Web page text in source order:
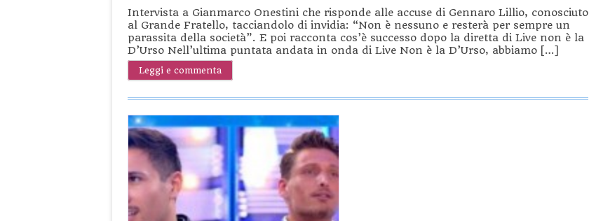
Intervista a Gianmarco Onestini che risponde alle accuse di Gennaro Lillio, conosciuto
al Grande Fratello, tacciandolo di invidia: “Non è nessuno e resterà per sempre un
parassita della società”. E poi racconta cos’è successo dopo la diretta di Live non è la
D’Urso Nell’ultima puntata andata in onda di Live Non è la D’Urso, abbiamo […]
Leggi e commenta